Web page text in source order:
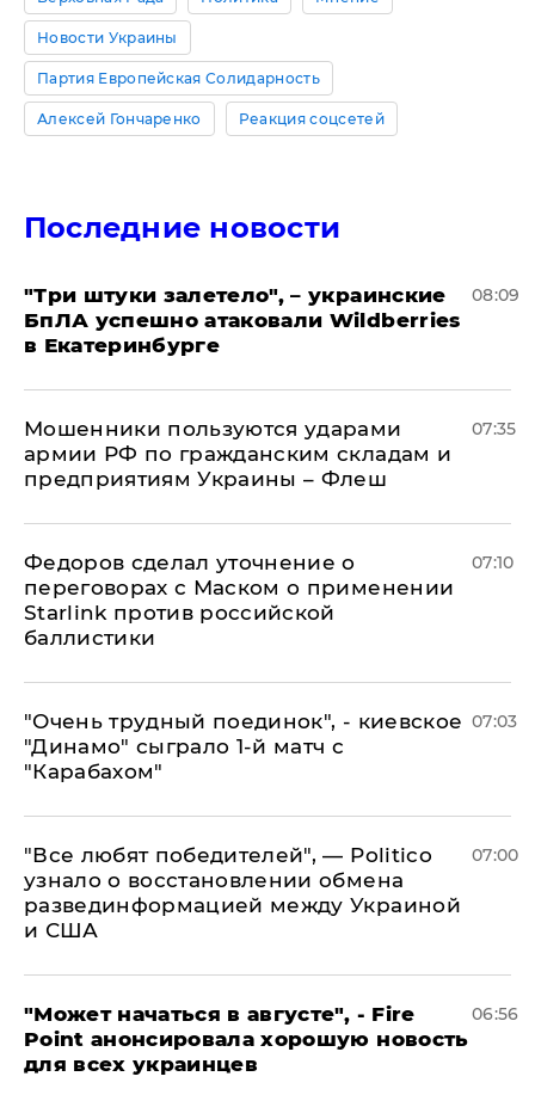
Новости Украины
Партия Европейская Солидарность
Алексей Гончаренко Реакция соцсетей
Последние новости
"Три штуки залетело", – украинские
БпЛА успешно атаковали Wildberries
в Екатеринбурге
08:09
Мошенники пользуются ударами
армии РФ по гражданским складам и
предприятиям Украины – Флеш
07:35
Федоров сделал уточнение о
переговорах с Маском о применении
Starlink против российской
баллистики
07:10
"Очень трудный поединок", - киевское
"Динамо" сыграло 1-й матч с
"Карабахом"
07:03
​"Все любят победителей", — Politico
узнало о восстановлении обмена
развединформацией между Украиной
и США
07:00
"Может начаться в августе", - Fire
Point анонсировала хорошую новость
для всех украинцев
06:56